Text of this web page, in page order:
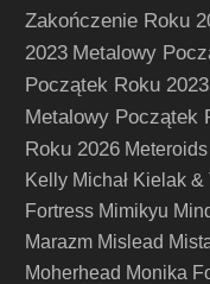
Zakończenie Roku
2023 Metalowy
Początek Roku 2023
Metalowy Początek
Roku 2026 Meteroids
Kelly Michał Kielak
Fortress Mimikyu
Marazm Mislead
Moherhead Monika